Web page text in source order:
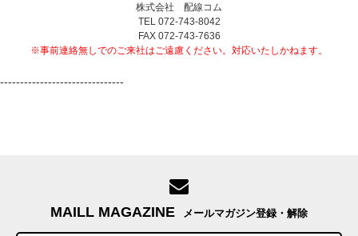
株式会社 配線コム
TEL 072-743-8042
FAX 072-743-7636
※事前連絡無しでのご来社はご遠慮ください。対応いたしかねます。
-------------------------------
MAILL MAGAZINE メールマガジン登録・解除